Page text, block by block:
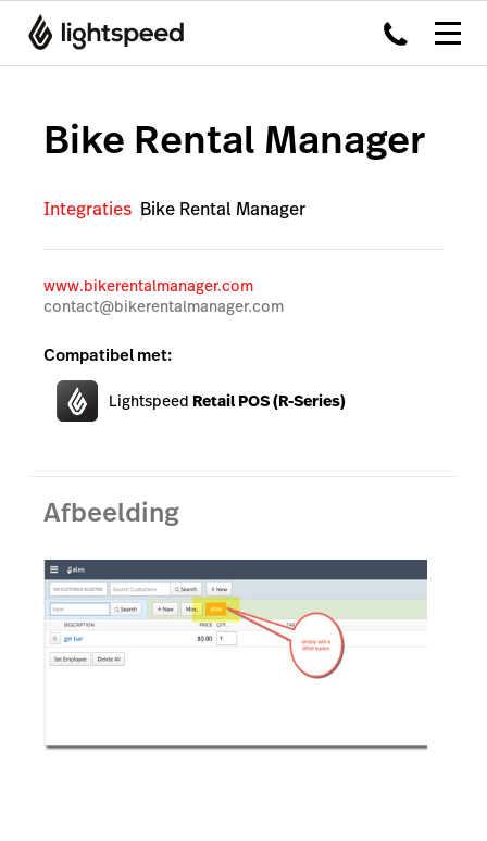
Bike Rental Manager
Integraties Bike Rental Manager
www.bikerentalmanager.com
contact@bikerentalmanager.com
Compatibel met:
Lightspeed Retail POS (R-Series)
Afbeelding